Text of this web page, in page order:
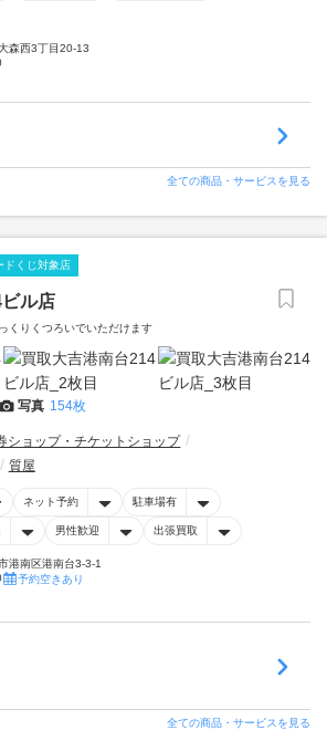
森西3丁目20-13
全ての商品・サービスを見る
ドくじ対象店
ル店
くりくつろいでいただけます
写真 154枚
ショップ・チケットショップ
質屋
ネット予約 駐車場有
男性歓迎 出張買取
港南区港南台3-3-1
予約空きあり
全ての商品・サービスを見る